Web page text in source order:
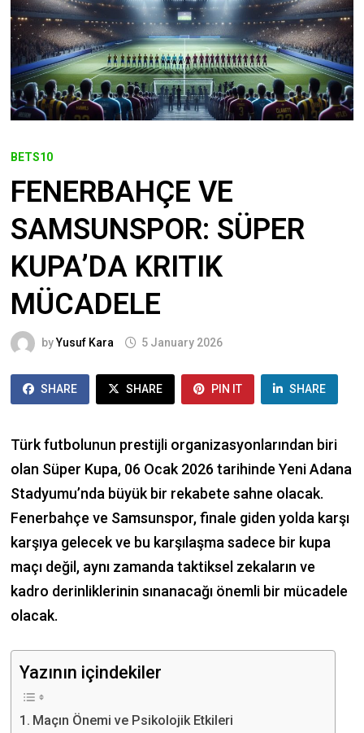
BETS10
FENERBAHÇE VE
SAMSUNSPOR: SÜPER
KUPA’DA KRITIK
MÜCADELE
byYusuf Kara 5 January 2026
SHARE SHARE PIN IT SHARE
Türk futbolunun prestijli organizasyonlarından biri
olan Süper Kupa, 06 Ocak 2026 tarihinde Yeni Adana
Stadyumu’nda büyük bir rekabete sahne olacak.
Fenerbahçe ve Samsunspor, finale giden yolda karşı
karşıya gelecek ve bu karşılaşma sadece bir kupa
maçı değil, aynı zamanda taktiksel zekaların ve
kadro derinliklerinin sınanacağı önemli bir mücadele
olacak.
Yazının içindekiler
Maçın Önemi ve Psikolojik Etkileri